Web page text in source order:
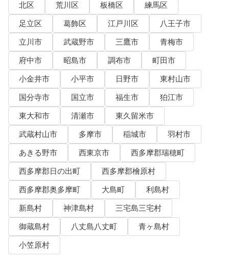
北区
荒川区 板橋区
練馬区
足立区
葛飾区 江戸川区
八王子市
立川市
武蔵野市 三鷹市
青梅市
府中市
昭島市 調布市
町田市
小金井市
小平市 日野市
東村山市
国分寺市
国立市 福生市
狛江市
東大和市
清瀬市
東久留米市
武蔵村山市
多摩市 稲城市
羽村市
あきる野市
西東京市
西多摩郡瑞穂町
西多摩郡日の出町
西多摩郡檜原村
西多摩郡奥多摩町
大島町
利島村
新島村
神津島村
三宅島三宅村
御蔵島村
八丈島八丈町
青ヶ島村
小笠原村